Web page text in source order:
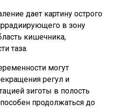
дает картину острого
в зону
кишечника,
таза.
могут
регул и
зиготы в полость
продолжаться до